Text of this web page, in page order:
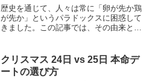
歴史を通じて、人々は常に「卵が先か鶏
が先か」というパラドックスに困惑して
きました。この記事では、その由来と歴
に、この問いが哲学と生物学の交差点で
どのような意味を持つのか...
クリスマス 24日 vs 25日 本命デ
ートの選び方